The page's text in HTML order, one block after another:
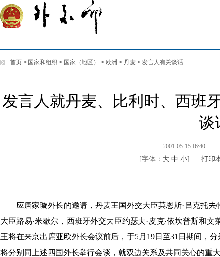
首页 > 国家和组织 > 国家（地区） > 欧洲 > 丹麦 > 发言人有关谈话
发言人就丹麦、比利时、西班
谈
2001-05-15 16:40
[字体： 大 中 小] 打印
应唐家璇外长的邀请，丹麦王国外交大臣莫恩斯·吕克托夫
大臣路易·米歇尔，西班牙外交大臣约瑟夫·皮克·依坎普斯和
王将在来京出席亚欧外长会议前后，于5月19日至31日期间，
将分别同上述四国外长举行会谈，就双边关系及共同关心的重